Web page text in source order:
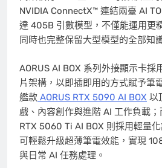
NVIDIA ConnectX™ 連結兩臺 AI
達 405B 引數模型，不僅能運用更
同時也完整保留大型模型的全部知
AORUS AI BOX 系列外接顯示卡採
片架構，以即插即用的方式賦予筆
艦款 AORUS RTX 5090 AI BOX 以
戲、內容創作與進階 AI 工作負載
RTX 5060 Ti AI BOX 則採用輕量
可輕鬆升級超薄筆電效能，實現
與日常 AI 任務處理。